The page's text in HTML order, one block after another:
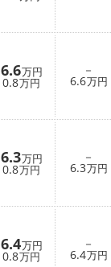
6.6万円
0.8万円
－
6.6万円
6.3万円
0.8万円
－
6.3万円
6.4万円
0.8万円
－
6.4万円